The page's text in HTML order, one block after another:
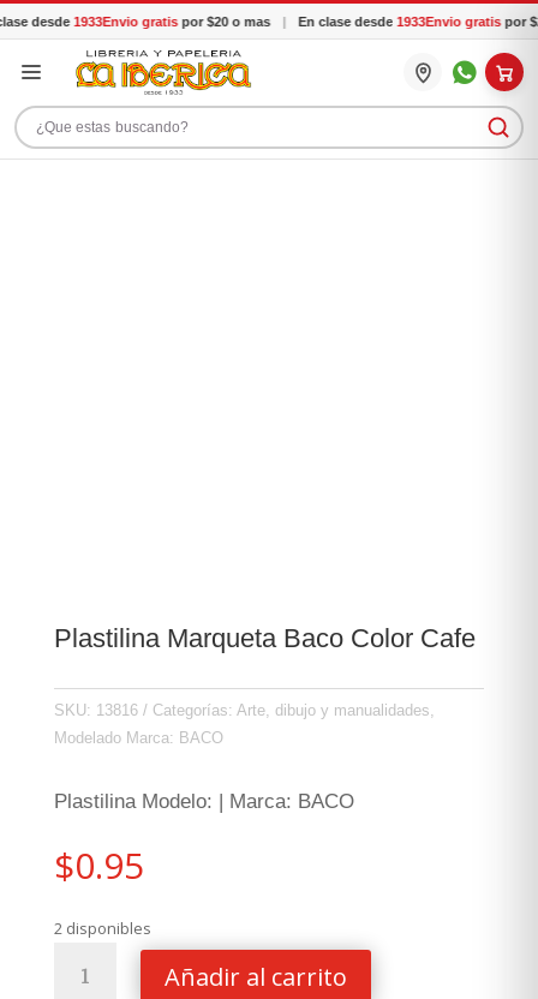
desde1933Envio gratispor $20 o mas En clase desde1933Envio gratispor
Buscar productos
Plastilina Marqueta Baco Color Cafe
SKU: 13816 Categorías: Arte, dibujo y manualidades,
Modelado Marca: BACO
Plastilina Modelo: | Marca: BACO
$0.95
2 disponibles
Marqueta
Añadir al carrito